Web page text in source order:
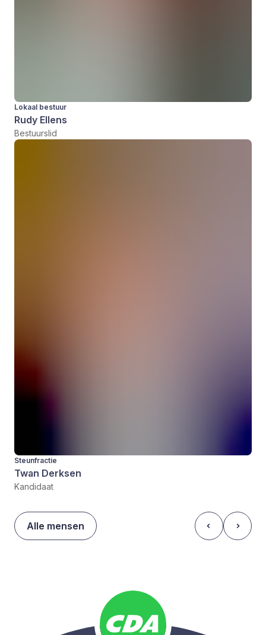
Lokaal bestuur
Rudy Ellens
Bestuurslid
Steunfractie
Twan Derksen
Kandidaat
Alle mensen